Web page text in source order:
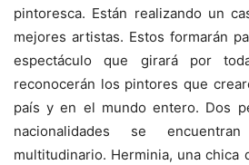
pintoresca. Están realizando un
mejores artistas. Estos formarán
espectáculo que girará por
reconocerán los pintores que
país y en el mundo entero. Dos
nacionalidades se
multitudinario. Herminia, una chica